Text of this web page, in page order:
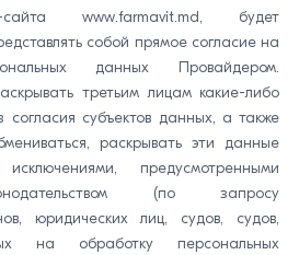
сайта www.farmavit.md, будет
собой прямое согласие на
данных Провайдером.
третьим лицам какие-либо
субъектов данных, а также
раскрывать эти данные
предусмотренными
(по запросу
юридических лиц, судов, судов,
на обработку персональных